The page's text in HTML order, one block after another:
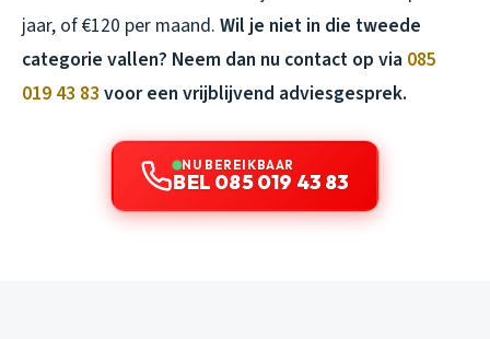
jaar, of €120 per maand. Wil je niet in die tweede
categorie vallen? Neem dan nu contact op via 085
019 43 83 voor een vrijblijvend adviesgesprek.
NU BEREIKBAAR
BEL 085 019 43 83